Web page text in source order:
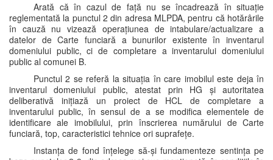
Arată că în cazul de față nu se încadrează în situație
reglementată la punctul 2 din adresa MLPDA, pentru că hotărârile
în cauză nu vizează operațiunea de intabulare/actualizare a
datelor de Carte funciară a bunurilor existente în inventarul
domeniului public, ci de completare a inventarului domeniului
public al comunei B.
Punctul 2 se referă la situația în care imobilul este deja în
inventarul domeniului public, atestat prin HG și autoritatea
deliberativă inițiază un proiect de HCL de completare a
inventarului public, în sensul de a se modifica elementele de
identificare ale imobilului, prin înscrierea numărului de Carte
funciară, top, caracteristici tehnice ori suprafețe.
Instanța de fond înțelege să-și fundamenteze sentința pe